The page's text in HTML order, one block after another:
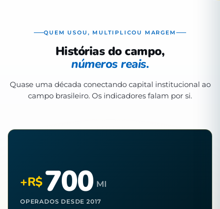
QUEM USOU, MULTIPLICOU MARGEM
Histórias do campo,
números reais.
Quase uma década conectando capital institucional ao
campo brasileiro. Os indicadores falam por si.
+R$700 MI
OPERADOS DESDE 2017